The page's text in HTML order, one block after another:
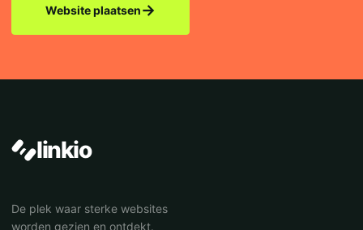
Website plaatsen→
linkio
De plek waar sterke websites
worden gezien en ontdekt.